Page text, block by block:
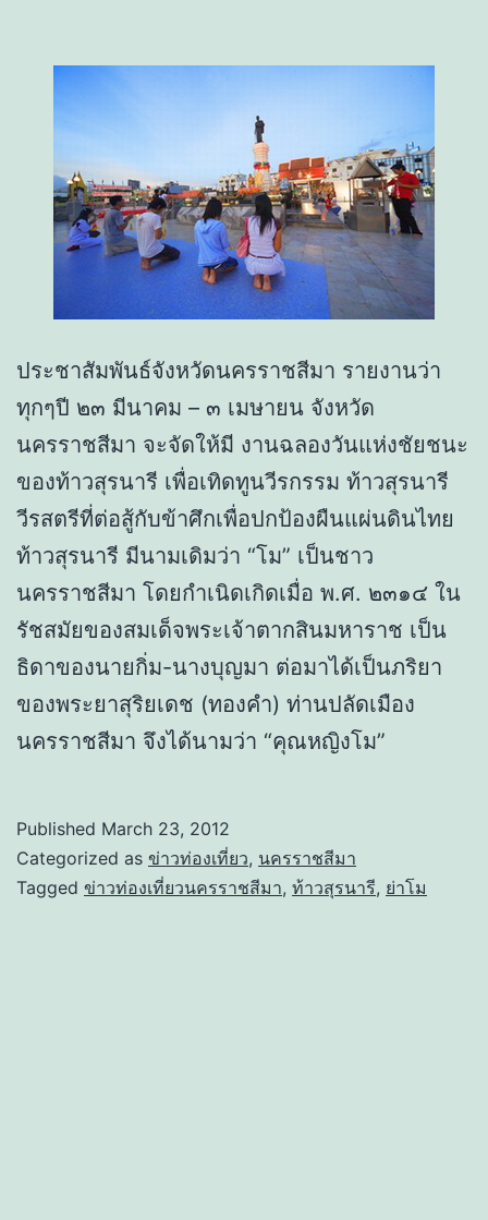
ประชาสัมพันธ์จังหวัดนครราชสีมา รายงานว่า
ทุกๆปี ๒๓ มีนาคม – ๓ เมษายน จังหวัด
นครราชสีมา จะจัดให้มี งานฉลองวันแห่งชัยชนะ
ของท้าวสุรนารี เพื่อเทิดทูนวีรกรรม ท้าวสุรนารี
วีรสตรีที่ต่อสู้กับข้าศึกเพื่อปกป้องผืนแผ่นดินไทย
ท้าวสุรนารี มีนามเดิมว่า “โม” เป็นชาว
นครราชสีมา โดยกำเนิดเกิดเมื่อ พ.ศ. ๒๓๑๔ ใน
รัชสมัยของสมเด็จพระเจ้าตากสินมหาราช เป็น
ธิดาของนายกิ่ม-นางบุญมา ต่อมาได้เป็นภริยา
ของพระยาสุริยเดช (ทองคำ) ท่านปลัดเมือง
นครราชสีมา จึงได้นามว่า “คุณหญิงโม”
Published March 23, 2012
Categorized as ข่าวท่องเที่ยว, นครราชสีมา
Tagged ข่าวท่องเที่ยวนครราชสีมา, ท้าวสุรนารี, ย่าโม